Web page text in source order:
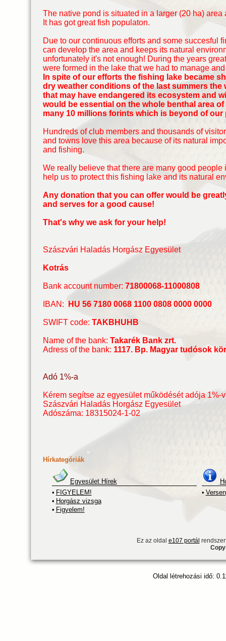
The native pond is situated in a larger (20 ha) area
It has got great fish populaton.
Due to our continuous efforts and some succesful
can develop the area and keeps its natural
unfortunately it's not enough! During the years
were formed in the lake that we had to manage
In spite of our efforts the fishing lake became
dry weather conditions of the last summers the
that may have endangered its ecosystem and
would be essential on the whole benthal area
many 10 millions forints which is beyond of our
Hundreds of club members and thousands of
and towns love this area because of its natural
and fishing.
We really believe that there are many good
help us to protect this fishing lake and its natural
Any donation that you can offer would be
and serves for a good cause!
That's why we ask for your help!
Szászvári Haladás Horgász Egyesület
Kotrás
Bank account number: 71800068-11000808
IBAN: HU 56 7180 0068 1100 0808 0000 0000
SWIFT code: TAKBHUHB
Name of the bank: Takarék Bank zrt.
Adress of the bank: 1117. Bp. Magyar tudósok
Adó 1%-a
Kérem segítse az egyesület működését adója 1%-
Szászvári Haladás Horgász Egyesület
Adószáma: 18315024-1-02
Hírkategóriák
Egyesület Hírek
• FIGYELEM!
• Horgász vizsga
• Figyelem!
•
Ez az oldal e107 portál
Oldal létrehozási idő: